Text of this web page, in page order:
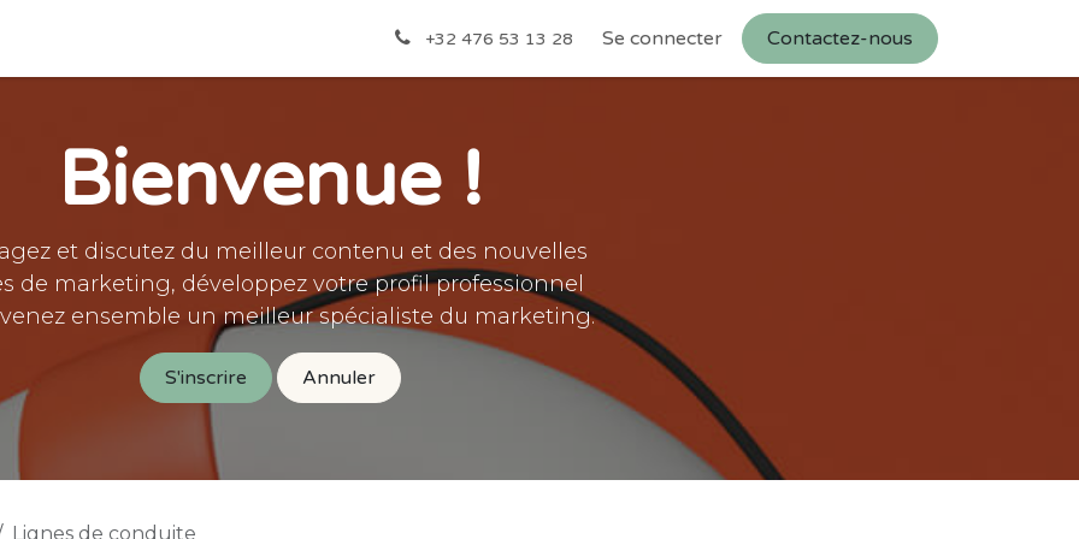
Contactez-nous
+32 476 53 13 28 Se connecter Contactez-nous
Bienvenue !
et discutez du meilleur contenu et des nouvelles
de marketing, développez votre profil professionnel
ensemble un meilleur spécialiste du marketing.
S'inscrire Annuler
Lignes de conduite